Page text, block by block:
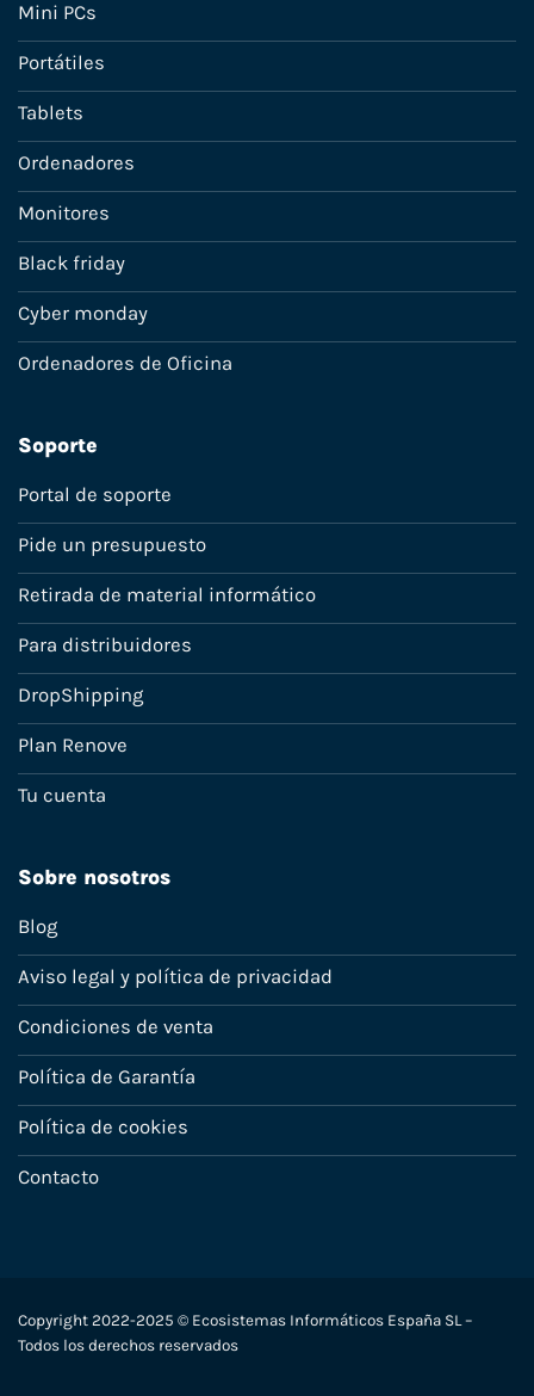
Mini PCs
Portátiles
Tablets
Ordenadores
Monitores
Black friday
Cyber monday
Ordenadores de Oficina
Soporte
Portal de soporte
Pide un presupuesto
Retirada de material informático
Para distribuidores
DropShipping
Plan Renove
Tu cuenta
Sobre nosotros
Blog
Aviso legal y política de privacidad
Condiciones de venta
Política de Garantía
Política de cookies
Contacto
Copyright 2022-2025 © Ecosistemas Informáticos España SL –
Todos los derechos reservados